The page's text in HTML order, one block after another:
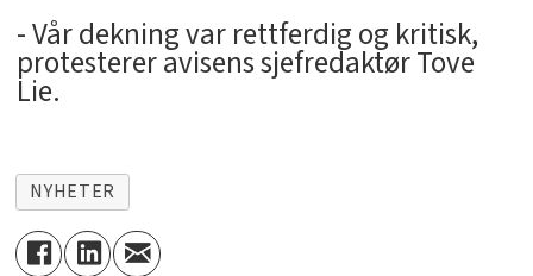
- Vår dekning var rettferdig og kritisk,
protesterer avisens sjefredaktør Tove
Lie.
NYHETER